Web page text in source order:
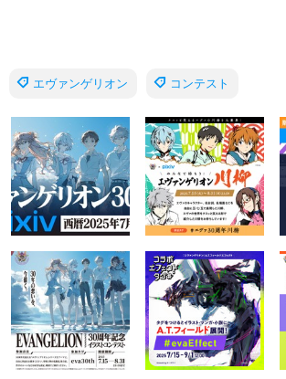
エヴァンゲリオン コンテスト